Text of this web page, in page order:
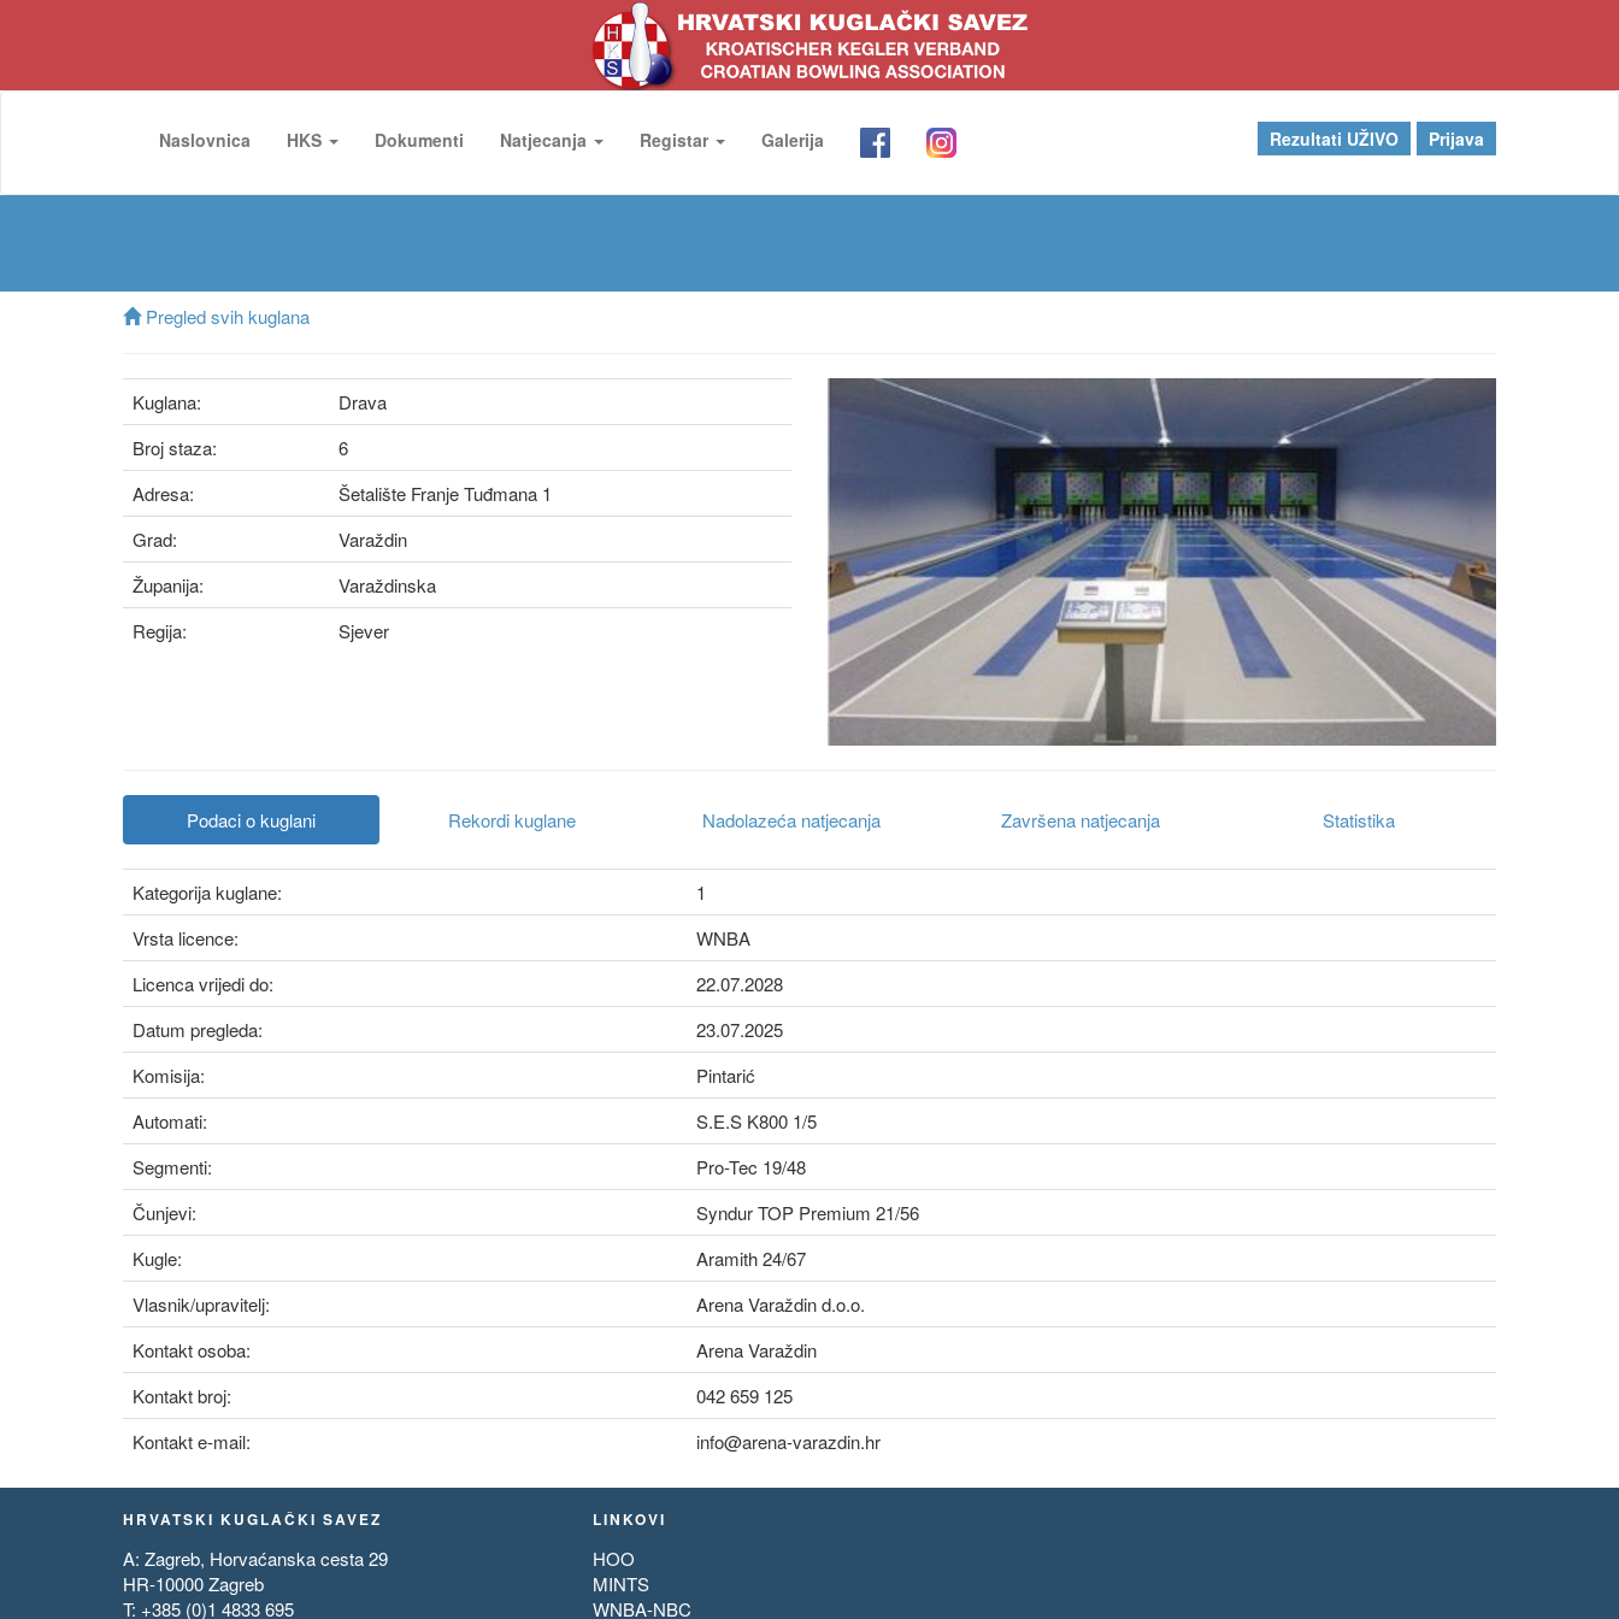
Naslovnica HKS Dokumenti Natjecanja Registar Galerija Rezultati UŽIVO Prijava
Pregled svih kuglana
Kuglana:
Drava
Broj staza:
6
Adresa:
Šetalište Franje Tuđmana 1
Grad:
Varaždin
Županija:
Varaždinska
Regija:
Sjever
Podaci o kuglani Rekordi kuglane Nadolazeća natjecanja Završena natjecanja Statistika
Kategorija kuglane:
1
Vrsta licence:
WNBA
Licenca vrijedi do:
22.07.2028
Datum pregleda:
23.07.2025
Komisija:
Pintarić
Automati:
S.E.S K800 1/5
Segmenti:
Pro-Tec 19/48
Čunjevi:
Syndur TOP Premium 21/56
Kugle:
Aramith 24/67
Vlasnik/upravitelj:
Arena Varaždin d.o.o.
Kontakt osoba:
Arena Varaždin
Kontakt broj:
042 659 125
Kontakt e-mail:
info@arena-varazdin.hr
HRVATSKI KUGLAČKI SAVEZ
A: Zagreb, Horvaćanska cesta 29
HR-10000 Zagreb
T: +385 (0)1 4833 695
LINKOVI
HOO
MINTS
WNBA-NBC